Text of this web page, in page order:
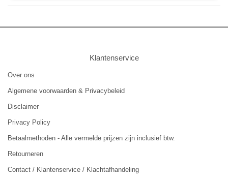
Klantenservice
Over ons
Algemene voorwaarden & Privacybeleid
Disclaimer
Privacy Policy
Betaalmethoden - Alle vermelde prijzen zijn inclusief btw.
Retourneren
Contact / Klantenservice / Klachtafhandeling